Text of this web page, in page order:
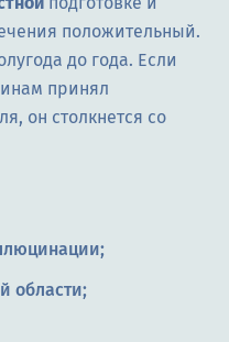
положительный.
до года. Если
принял
он столкнется со
области;